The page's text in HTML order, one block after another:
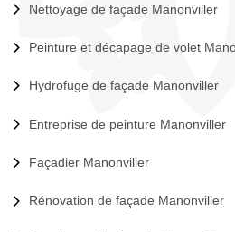
Nettoyage de façade Manonviller
Peinture et décapage de volet
Hydrofuge de façade Manonviller
Entreprise de peinture Manonviller
Façadier Manonviller
Rénovation de façade Manonviller